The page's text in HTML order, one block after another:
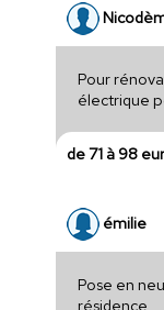
Pour
électrique
de 71 à 98
émilie
Pose en
résidence